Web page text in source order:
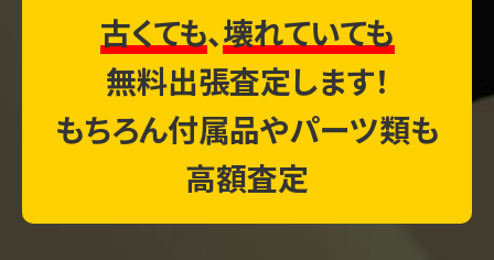
古くても、壊れていても
無料出張査定します！
もちろん付属品やパーツ類も
高額査定